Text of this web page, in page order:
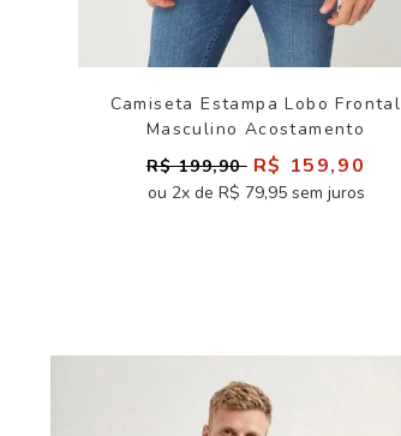
Camiseta Estampa Lobo Frontal
Masculino Acostamento
R$ 199,90 R$ 159,90
ou 2x de R$ 79,95 sem juros